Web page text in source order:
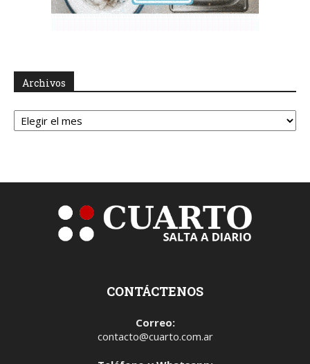
Archivos
Archivos
CONTÁCTENOS
Correo:
contacto@cuarto.com.ar